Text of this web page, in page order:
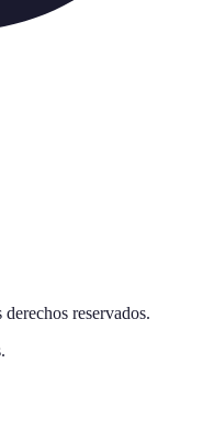
derechos reservados.